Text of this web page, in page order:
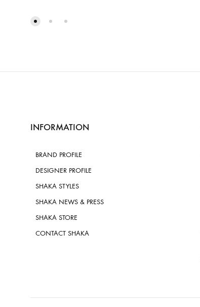
INFORMATION
BRAND PROFILE
DESIGNER PROFILE
SHAKA STYLES
SHAKA NEWS & PRESS
SHAKA STORE
CONTACT SHAKA